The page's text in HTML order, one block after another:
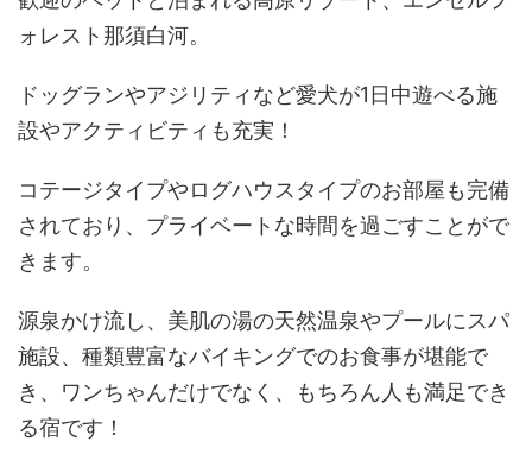
ォレスト那須白河。
ドッグランやアジリティなど愛犬が1日中遊べる施
設やアクティビティも充実！
コテージタイプやログハウスタイプのお部屋も完備
されており、プライベートな時間を過ごすことがで
きます。
源泉かけ流し、美肌の湯の天然温泉やプールにスパ
施設、種類豊富なバイキングでのお食事が堪能で
き、ワンちゃんだけでなく、もちろん人も満足でき
る宿です！